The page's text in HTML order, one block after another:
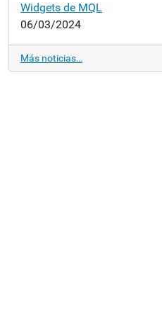
Widgets de MQL
06/03/2024
Más noticias…